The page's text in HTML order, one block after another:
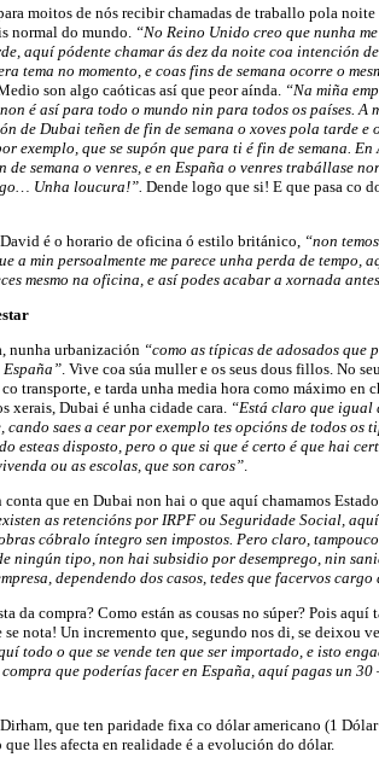
moitos de nós recibir chamadas de traballo pola
normal do mundo. “No Reino Unido creo que nunha
aquí pódente chamar ás dez da noite coa intención
tema no momento, e coas fins de semana ocorre o
son algo caóticas así que peor aínda. “Na miña
é así para todo o mundo nin para todos os países. A
de Dubai teñen de fin de semana o xoves pola tarde e
exemplo, que se supón que para ti é fin de semana.
de semana o venres, e en España o venres trabállase
Unha loucura!”. Dende logo que si! E que pasa co
é o horario de oficina ó estilo británico, “non
a min persoalmente me parece unha perda de tempo,
mesmo na oficina, e así podes acabar a xornada
nunha urbanización “como as típicas de adosados que
. Vive coa súa muller e os seus dous fillos. No
transporte, e tarda unha media hora como máximo en
xerais, Dubai é unha cidade cara. “Está claro que igual
saes a cear por exemplo tes opcións de todos os
esteas disposto, pero o que si que é certo é que hai
ou as escolas, que son caros”
conta que en Dubai non hai o que aquí chamamos
as retencións por IRPF ou Seguridade Social,
cóbralo íntegro sen impostos. Pero claro,
ningún tipo, non hai subsidio por desemprego, nin
dependendo dos casos, tedes que facervos cargo
da compra? Como están as cousas no súper? Pois aquí
se nota! Un incremento que, segundo nos di, se deixou
todo o que se vende ten que ser importado, e isto
que poderías facer en España, aquí pagas un 30
que ten paridade fixa co dólar americano (1
que lles afecta en realidade é a evolución do dólar.